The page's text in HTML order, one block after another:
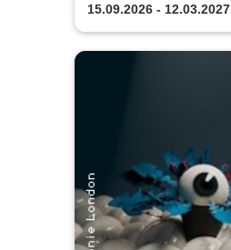
15.09.2026 - 12.03.2027